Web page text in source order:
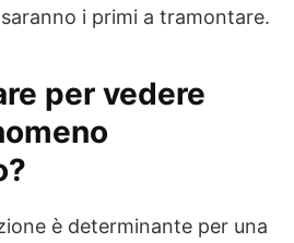
i primi a tramontare.
per vedere
è determinante per una